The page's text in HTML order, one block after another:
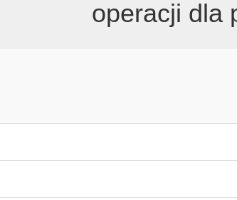
operacji dla